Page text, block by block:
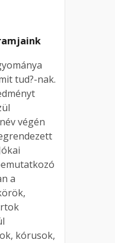
tud?-nak.
végén
a
kórusok,